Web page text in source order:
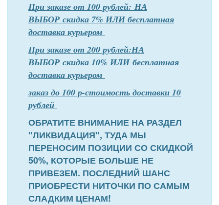
При заказе от 100 рублей: НА
ВЫБОР скидка 7% ИЛИ бесплатная
доставка курьером
При заказе от 200 рублей:НА
ВЫБОР скидка 10% ИЛИ бесплатная
доставка курьером
заказ до 100 р-стоимость доставки 10
рублей
ОБРАТИТЕ ВНИМАНИЕ НА РАЗДЕЛ
"ЛИКВИДАЦИЯ", ТУДА МЫ
ПЕРЕНОСИМ ПОЗИЦИИ СО СКИДКОЙ
50%, КОТОРЫЕ БОЛЬШЕ НЕ
ПРИВЕЗЕМ. ПОСЛЕДНИЙ ШАНС
ПРИОБРЕСТИ НИТОЧКИ ПО САМЫМ
СЛАДКИМ ЦЕНАМ!